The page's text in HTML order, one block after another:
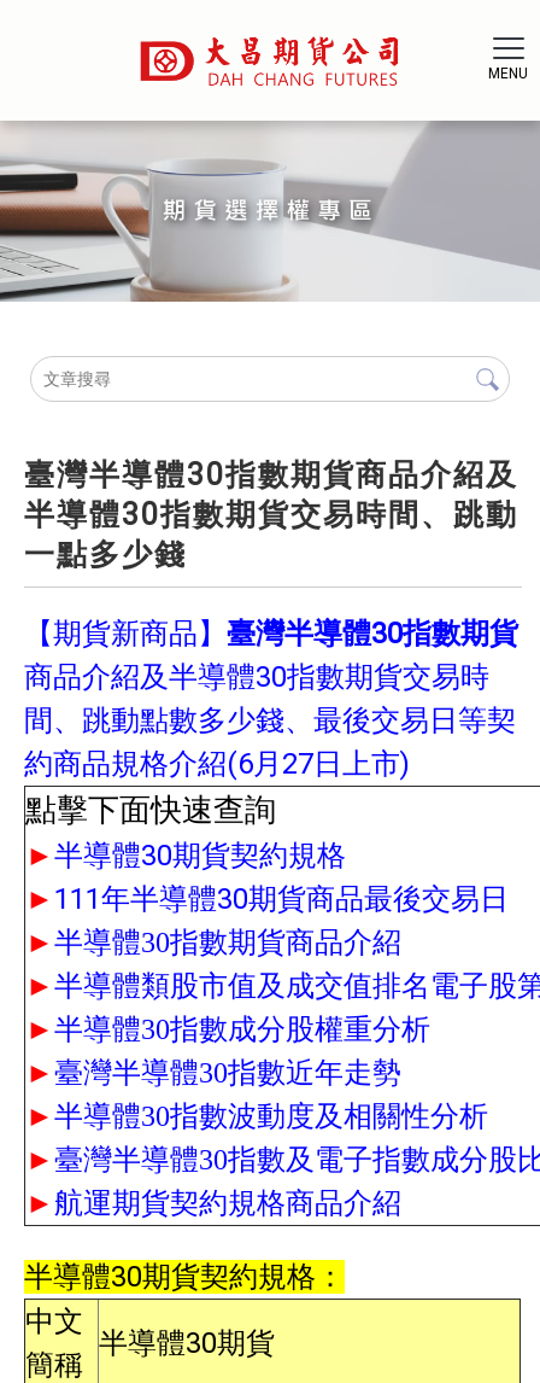
臺灣半導體30指數期貨商品介紹及
半導體30指數期貨交易時間、跳動
一點多少錢
【期貨新商品】 臺灣半導體30指數期貨
商品介紹及半導體30指數期貨交易時
間、跳動點數多少錢、最後交易日等契
約商品規格介紹(6月27日上市)
點擊下面快速查詢
►半導體30期貨契約規格
► 111年半導體30期貨商品最後交易日
►半導體30指數期貨商品介紹
►半導體類股市值及成交值排名電子股
►半導體30指數成分股權重分析
►臺灣半導體30指數近年走勢
►半導體30指數波動度及相關性分析
►臺灣半導體30指數及電子指數成分股
► 航運期貨契約規格商品介紹
半導體30期貨契約規格：
中文
簡稱
半導體30期貨